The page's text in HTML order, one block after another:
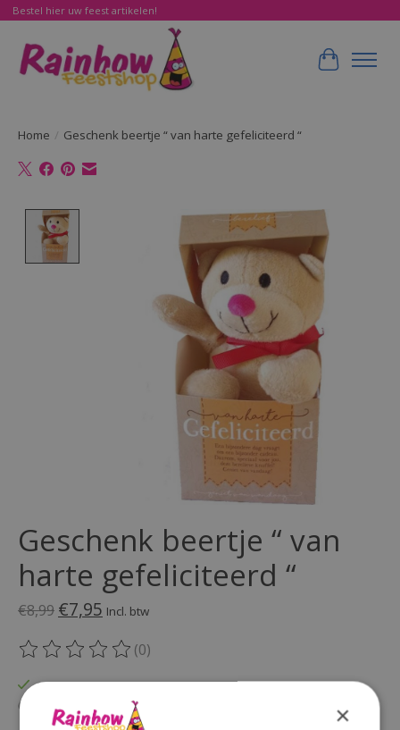
Bestel hier uw feest artikelen!
Home / Geschenk beertje “ van harte gefeliciteerd “
Product image slideshow Items
Geschenk beertje “ van
harte gefeliciteerd “
€8,99 €7,95 Incl. btw
De beoordeling van dit product is
(0)
Op voorraad
Beschikbaarheid in de winkel controleren
×